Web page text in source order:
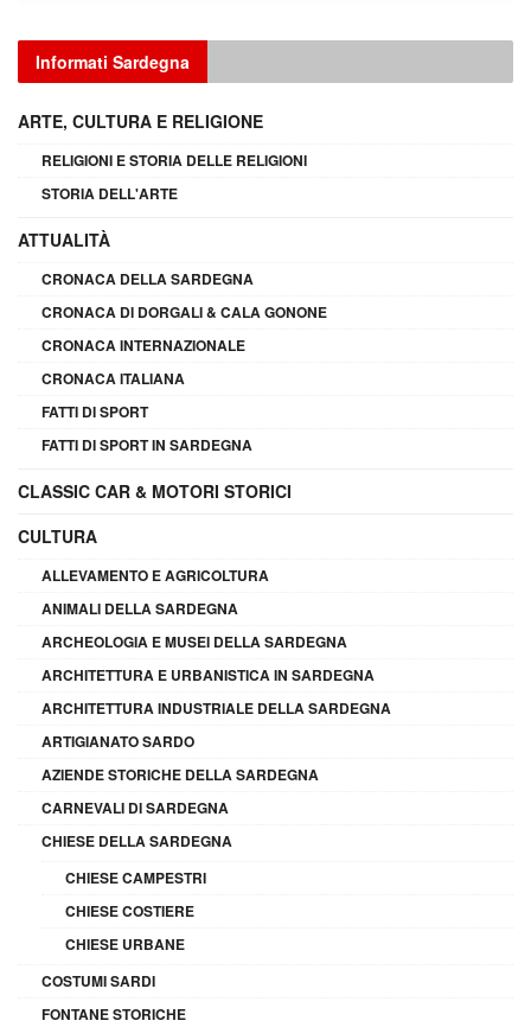
Informati Sardegna
ARTE, CULTURA E RELIGIONE
RELIGIONI E STORIA DELLE RELIGIONI
STORIA DELL'ARTE
ATTUALITÀ
CRONACA DELLA SARDEGNA
CRONACA DI DORGALI & CALA GONONE
CRONACA INTERNAZIONALE
CRONACA ITALIANA
FATTI DI SPORT
FATTI DI SPORT IN SARDEGNA
CLASSIC CAR & MOTORI STORICI
CULTURA
ALLEVAMENTO E AGRICOLTURA
ANIMALI DELLA SARDEGNA
ARCHEOLOGIA E MUSEI DELLA SARDEGNA
ARCHITETTURA E URBANISTICA IN SARDEGNA
ARCHITETTURA INDUSTRIALE DELLA SARDEGNA
ARTIGIANATO SARDO
AZIENDE STORICHE DELLA SARDEGNA
CARNEVALI DI SARDEGNA
CHIESE DELLA SARDEGNA
CHIESE CAMPESTRI
CHIESE COSTIERE
CHIESE URBANE
COSTUMI SARDI
FONTANE STORICHE